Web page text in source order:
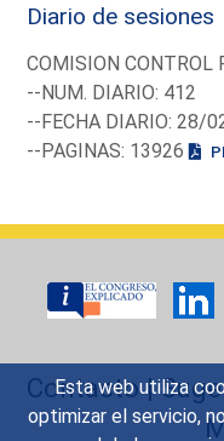
Esta web utiliza
optimizar el servicio,
Diario de sesiones
COMISION CONTROL
--NUM. DIARIO: 412
--FECHA DIARIO: 28/
--PAGINAS: 13926
Contacto|